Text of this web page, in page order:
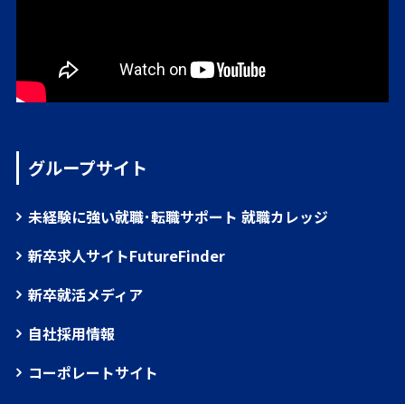
グループサイト
未経験に強い就職･転職サポート 就職カレッジ
新卒求人サイトFutureFinder
新卒就活メディア
自社採用情報
コーポレートサイト